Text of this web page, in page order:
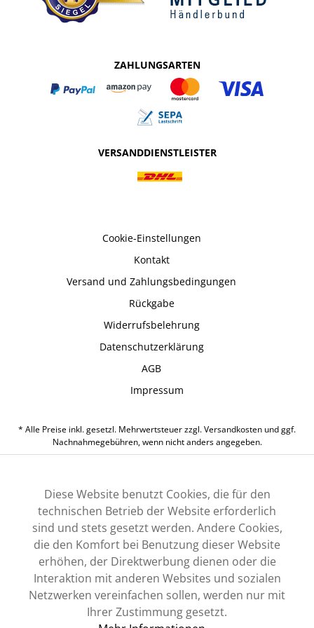
ZAHLUNGSARTEN
VERSANDDIENSTLEISTER
Cookie-Einstellungen
Kontakt
Versand und Zahlungsbedingungen
Rückgabe
Widerrufsbelehrung
Datenschutzerklärung
AGB
Impressum
* Alle Preise inkl. gesetzl. Mehrwertsteuer zzgl.Versandkosten und ggf.
Nachnahmegebühren, wenn nicht anders angegeben.
Diese Website benutzt Cookies, die für den
technischen Betrieb der Website erforderlich
sind und stets gesetzt werden. Andere Cookies,
die den Komfort bei Benutzung dieser Website
erhöhen, der Direktwerbung dienen oder die
Interaktion mit anderen Websites und sozialen
Netzwerken vereinfachen sollen, werden nur mit
Ihrer Zustimmung gesetzt.